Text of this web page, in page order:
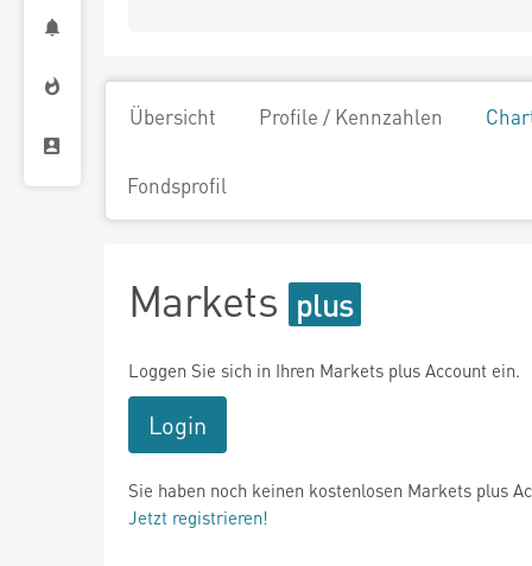
Übersicht Profile / Kennzahlen
Fondsprofil
Markets
Loggen Sie sich in Ihren Markets plus Account ein.
Login
Sie haben noch keinen kostenlosen Markets plus
Jetzt registrieren!